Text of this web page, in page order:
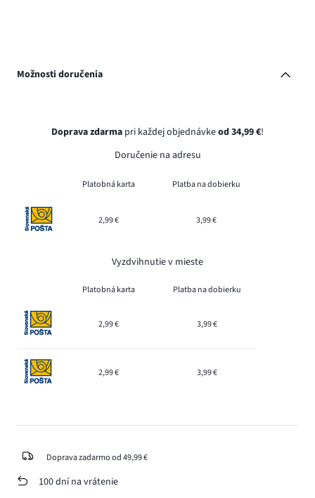
Možnosti doručenia
Doprava zdarma pri každej objednávkeod 34,99 €!
Doručenie na adresu
Platobná karta Platba na dobierku
2,99 € 3,99 €
Vyzdvihnutie v mieste
Platobná karta Platba na dobierku
2,99 € 3,99 €
2,99 € 3,99 €
Doprava zadarmo od 49,99 €
100 dní na vrátenie